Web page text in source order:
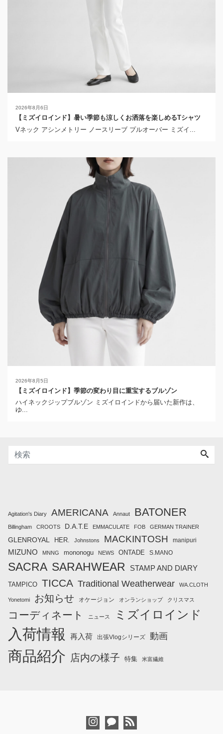
2026年8月6日
【ミズイロインド】暑い季節も涼しくお洒落を楽しめるTシャツ
Vネック アシンメトリー ノースリーブ プルオーバー ミズイ...
2026年8月5日
【ミズイロインド】季節の変わり目に重宝するブルゾン
ハイネックジップブルゾン ミズイロインドから届いた新作は、
ゆ...
Agitation's Diary AMERICANA Annaut BATONER
Billingham CROOTS D.A.T.E EMMACULATE FOB GERMAN TRAINER
GLENROYAL HER. Johnstons MACKINTOSH manipuri
MIZUNO MNNG mononogu NEWS ONTADE S.MANO
SACRA SARAHWEAR STAMP AND DIARY
TAMPICO TICCA Traditional Weatherwear WA.CLOTH
Yonetomi お知らせ オケージョン オンランショップ クリスマス
コーディネート ニュース ミズイロインド
入荷情報 再入荷 出張Vlogシリーズ 動画
商品紹介 店内の様子 特集 米富繊維